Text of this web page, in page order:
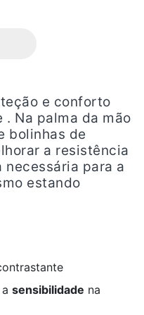
e conforto
Na palma da mão
bolinhas de
a resistência
para a
estando
sensibilidade na